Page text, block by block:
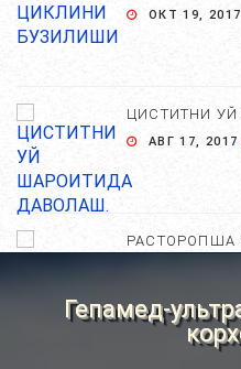
ОКТ 19,
ЦИСТИТНИ
АВГ 17,
РАСТОРОПША
Гепамед-